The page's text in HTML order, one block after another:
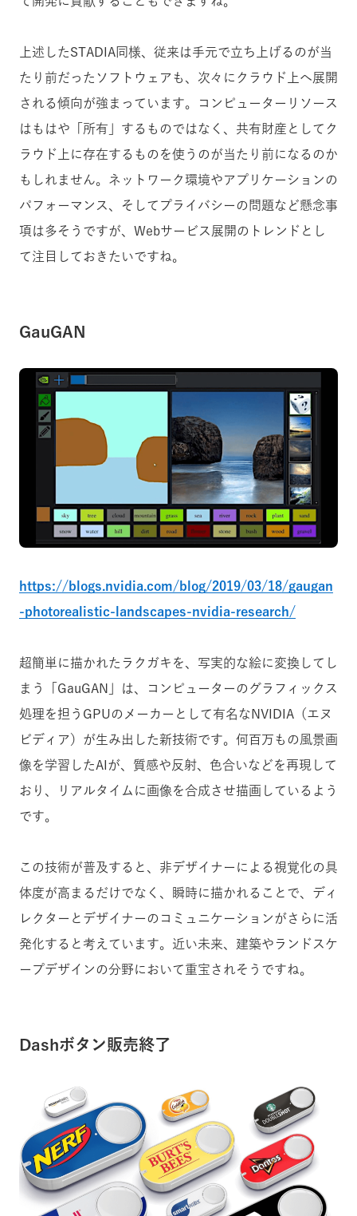
上述したSTADIA同様、従来は手元で立ち上げるのが当
たり前だったソフトウェアも、次々にクラウド上へ展開
される傾向が強まっています。コンピューターリソース
はもはや「所有」するものではなく、共有財産としてク
ラウド上に存在するものを使うのが当たり前になるのか
もしれません。ネットワーク環境やアプリケーションの
パフォーマンス、そしてプライバシーの問題など懸念事
項は多そうですが、Webサービス展開のトレンドとし
て注目しておきたいですね。
GauGAN
https://blogs.nvidia.com/blog/2019/03/18/gaugan
-photorealistic-landscapes-nvidia-research/
超簡単に描かれたラクガキを、写実的な絵に変換してし
まう「GauGAN」は、コンピューターのグラフィックス
処理を担うGPUのメーカーとして有名なNVIDIA（エヌ
ビディア）が生み出した新技術です。何百万もの風景画
像を学習したAIが、質感や反射、色合いなどを再現して
おり、リアルタイムに画像を合成させ描画しているよう
です。
この技術が普及すると、非デザイナーによる視覚化の具
体度が高まるだけでなく、瞬時に描かれることで、ディ
レクターとデザイナーのコミュニケーションがさらに活
発化すると考えています。近い未来、建築やランドスケ
ープデザインの分野において重宝されそうですね。
Dashボタン販売終了